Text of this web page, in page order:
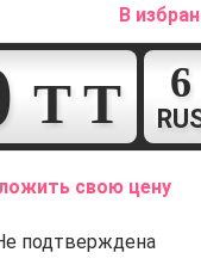
В
ТТ
свою цену
подтверждена